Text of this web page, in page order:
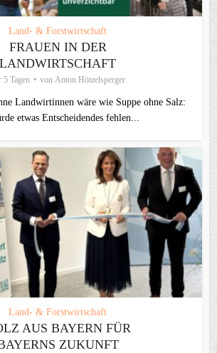
Land- & Forstwirtschaft
FRAUEN IN DER
LANDWIRTSCHAFT
5 Tagen von Anton Hötzelsperger
Landwirtinnen wäre wie Suppe ohne Salz:
etwas Entscheidendes fehlen...
Land- & Forstwirtschaft
AUS BAYERN FÜR
ZUKUNFT